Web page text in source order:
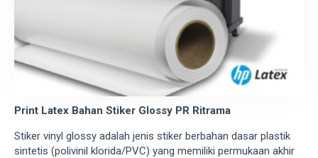
Print Latex Bahan Stiker Glossy PR Ritrama
Stiker vinyl glossy adalah jenis stiker berbahan dasar plastik
sintetis (polivinil klorida/PVC) yang memiliki permukaan akhir